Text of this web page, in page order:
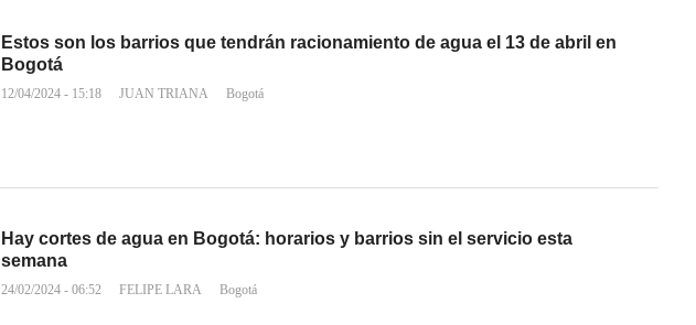
Estos son los barrios que tendrán racionamiento de agua el 13 de abril en
Bogotá
12/04/2024 - 15:18 JUAN TRIANA Bogotá
Hay cortes de agua en Bogotá: horarios y barrios sin el servicio esta
semana
24/02/2024 - 06:52 FELIPE LARA Bogotá